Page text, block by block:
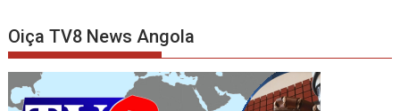
Oiça TV8 News Angola